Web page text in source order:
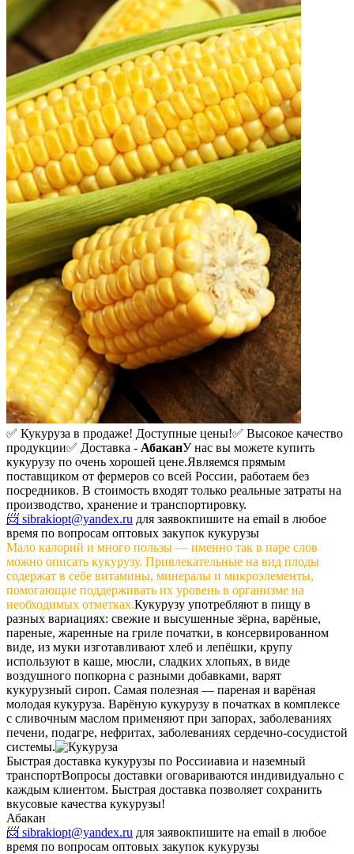
✅ Кукуруза в продаже! Доступные цены!✅ Высокое качество
продукции✅ Доставка - АбаканУ нас вы можете купить
кукурузу по очень хорошей цене.Являемся прямым
поставщиком от фермеров со всей России, работаем без
посредников. В стоимость входят только реальные затраты на
производство, хранение и транспортировку.
📨 sibrakiopt@yandex.ru для заявокпишите на email в любое
время по вопросам оптовых закупок кукурузы
Мало калорий и много пользы — именно так в паре слов
можно описать кукурузу. Привлекательные на вид плоды
содержат в себе витамины, минералы и микроэлементы,
помогающие поддерживать их уровень в организме на
необходимых отметках.Кукурузу употребляют в пищу в
разных вариациях: свежие и высушенные зёрна, варёные,
пареные, жаренные на гриле початки, в консервированном
виде, из муки изготавливают хлеб и лепёшки, крупу
используют в каше, мюсли, сладких хлопьях, в виде
воздушного попкорна с разными добавками, варят
кукурузный сироп. Самая полезная — пареная и варёная
молодая кукуруза. Варёную кукурузу в початках в комплексе
с сливочным маслом применяют при запорах, заболеваниях
печени, подагре, нефритах, заболеваниях сердечно-сосудистой
системы.
Быстрая доставка кукурузы по Россииавиа и наземный
транспортВопросы доставки оговариваются индивидуально с
каждым клиентом. Быстрая доставка позволяет сохранить
вкусовые качества кукурузы!
Абакан
📨 sibrakiopt@yandex.ru для заявокпишите на email в любое
время по вопросам оптовых закупок кукурузы